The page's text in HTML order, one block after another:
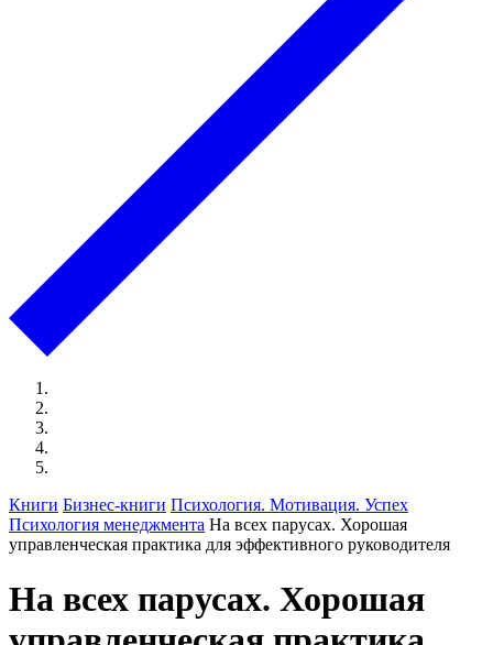
Книги Бизнес-книги Психология. Мотивация. Успех
Психология менеджмента На всех парусах. Хорошая
управленческая практика для эффективного руководителя
На всех парусах. Хорошая